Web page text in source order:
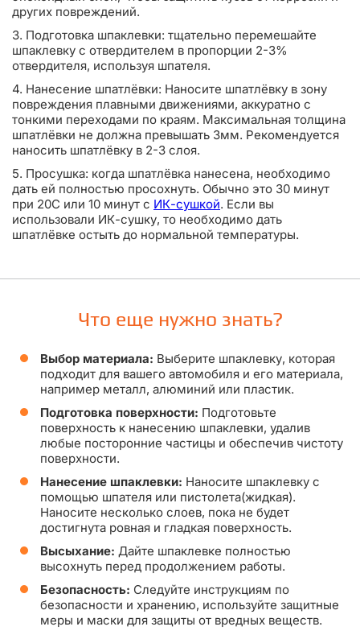
других повреждений.
3. Подготовка шпаклевки: тщательно перемешайте
шпаклевку с отвердителем в пропорции 2-3%
отвердителя, используя шпателя.
4. Нанесение шпатлёвки: Наносите шпатлёвку в зону
повреждения плавными движениями, аккуратно с
тонкими переходами по краям. Максимальная толщина
шпатлёвки не должна превышать 3мм. Рекомендуется
наносить шпатлёвку в 2-3 слоя.
5. Просушка: когда шпатлёвка нанесена, необходимо
дать ей полностью просохнуть. Обычно это 30 минут
при 20С или 10 минут с ИК-сушкой. Если вы
использовали ИК-сушку, то необходимо дать
шпатлёвке остыть до нормальной температуры.
Что еще нужно знать?
Выбор материала: Выберите шпаклевку, которая
подходит для вашего автомобиля и его материала,
например металл, алюминий или пластик.
Подготовка поверхности: Подготовьте
поверхность к нанесению шпаклевки, удалив
любые посторонние частицы и обеспечив чистоту
поверхности.
Нанесение шпаклевки: Наносите шпаклевку с
помощью шпателя или пистолета(жидкая).
Наносите несколько слоев, пока не будет
достигнута ровная и гладкая поверхность.
Высыхание: Дайте шпаклевке полностью
высохнуть перед продолжением работы.
Безопасность: Следуйте инструкциям по
безопасности и хранению, используйте защитные
меры и маски для защиты от вредных веществ.